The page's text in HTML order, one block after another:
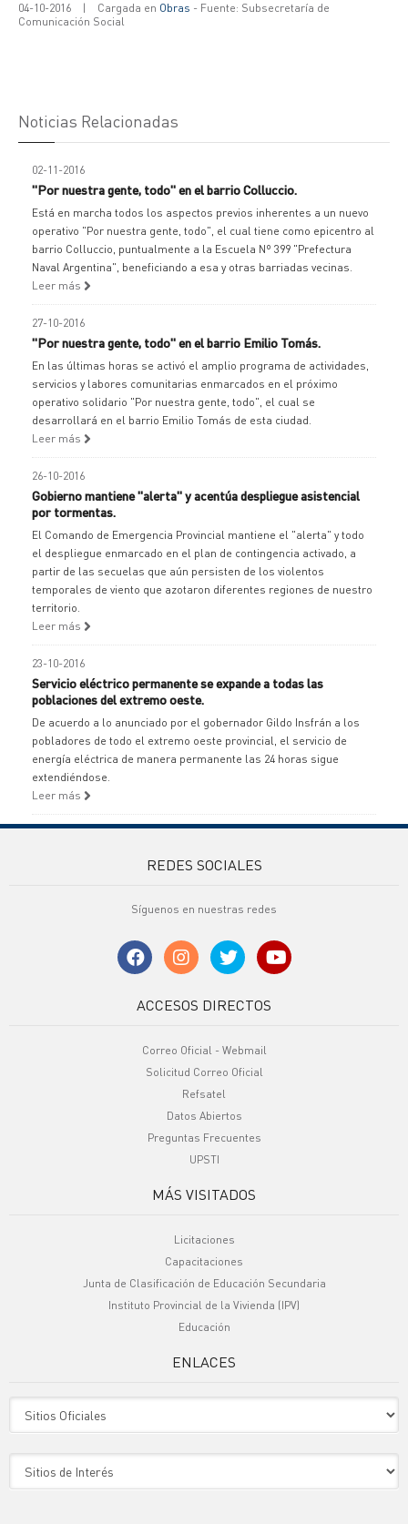
04-10-2016 | Cargada en Obras - Fuente: Subsecretaría de
Comunicación Social
Noticias Relacionadas
02-11-2016
"Por nuestra gente, todo" en el barrio Colluccio.
Está en marcha todos los aspectos previos inherentes a un nuevo
operativo "Por nuestra gente, todo", el cual tiene como epicentro al
barrio Colluccio, puntualmente a la Escuela Nº 399 "Prefectura
Naval Argentina", beneficiando a esa y otras barriadas vecinas.
Leer más
27-10-2016
"Por nuestra gente, todo" en el barrio Emilio Tomás.
En las últimas horas se activó el amplio programa de actividades,
servicios y labores comunitarias enmarcados en el próximo
operativo solidario "Por nuestra gente, todo", el cual se
desarrollará en el barrio Emilio Tomás de esta ciudad.
Leer más
26-10-2016
Gobierno mantiene "alerta" y acentúa despliegue asistencial
por tormentas.
El Comando de Emergencia Provincial mantiene el "alerta" y todo
el despliegue enmarcado en el plan de contingencia activado, a
partir de las secuelas que aún persisten de los violentos
temporales de viento que azotaron diferentes regiones de nuestro
territorio.
Leer más
23-10-2016
Servicio eléctrico permanente se expande a todas las
poblaciones del extremo oeste.
De acuerdo a lo anunciado por el gobernador Gildo Insfrán a los
pobladores de todo el extremo oeste provincial, el servicio de
energía eléctrica de manera permanente las 24 horas sigue
extendiéndose.
Leer más
REDES SOCIALES
Síguenos en nuestras redes
ACCESOS DIRECTOS
Correo Oficial - Webmail
Solicitud Correo Oficial
Refsatel
Datos Abiertos
Preguntas Frecuentes
UPSTI
MÁS VISITADOS
Licitaciones
Capacitaciones
Junta de Clasificación de Educación Secundaria
Instituto Provincial de la Vivienda (IPV)
Educación
ENLACES